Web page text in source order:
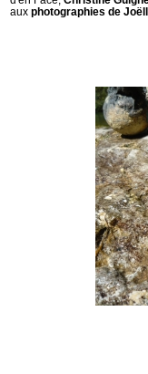
auxphotographies de